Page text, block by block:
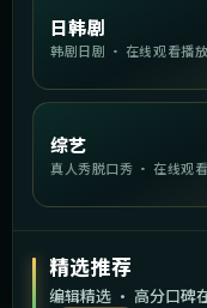
日韩剧
韩剧日剧 · 在线观看播放
综艺
真人秀脱口秀 · 在线观看
精选推荐
编辑精选 · 高分口碑